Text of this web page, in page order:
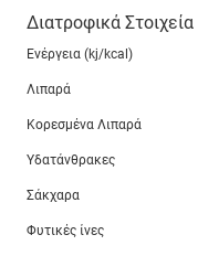
Διατροφικά Στοιχεία
Ενέργεια (kj/kcal)
Λιπαρά
Κορεσμένα Λιπαρά
Υδατάνθρακες
Σάκχαρα
Φυτικές ίνες